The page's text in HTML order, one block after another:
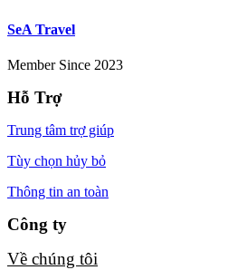
SeA Travel
Member Since 2023
Hỗ Trợ
Trung tâm trợ giúp
Tùy chọn hủy bỏ
Thông tin an toàn
Công ty
Về chúng tôi​